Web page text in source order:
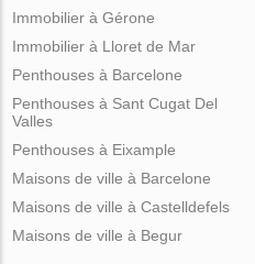
Immobilier à Gérone
Immobilier à Lloret de Mar
Penthouses à Barcelone
Penthouses à Sant Cugat Del
Valles
Penthouses à Eixample
Maisons de ville à Barcelone
Maisons de ville à Castelldefels
Maisons de ville à Begur